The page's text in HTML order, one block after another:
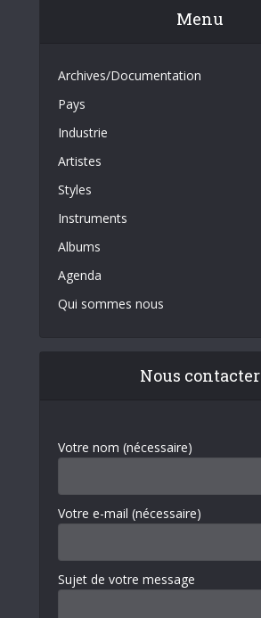
Menu
Archives/Documentation
Pays
Industrie
Artistes
Styles
Instruments
Albums
Agenda
Qui sommes nous
Nous contacter
Votre nom (nécessaire)
Votre e-mail (nécessaire)
Sujet de votre message